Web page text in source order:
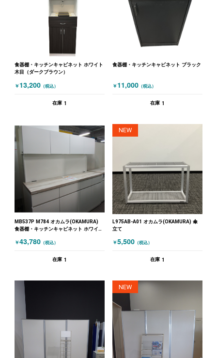
食器棚・キッチンキャビネット ホワイト
木目（ダークブラウン）
￥ 13,200 （税込）
在庫 1
食器棚・キッチンキャビネット ブラック
￥ 11,000 （税込）
在庫 1
MB537P M784 オカムラ(OKAMURA)
食器棚・キッチンキャビネット ホワイト
￥43,780 （税込）
在庫 1
NEW
L975AB-A01 オカムラ(OKAMURA) 傘
立て
￥5,500 （税込）
在庫 1
NEW